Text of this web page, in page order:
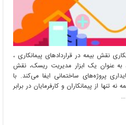
نقش بیمه در قراردادهای پیمانکاری ،
به عنوان یک ابزار مدیریت ریسک، نقش
پروژه‌های ساختمانی ایفا می‌کند. با
از پیمانکاران و کارفرمایان در برابر